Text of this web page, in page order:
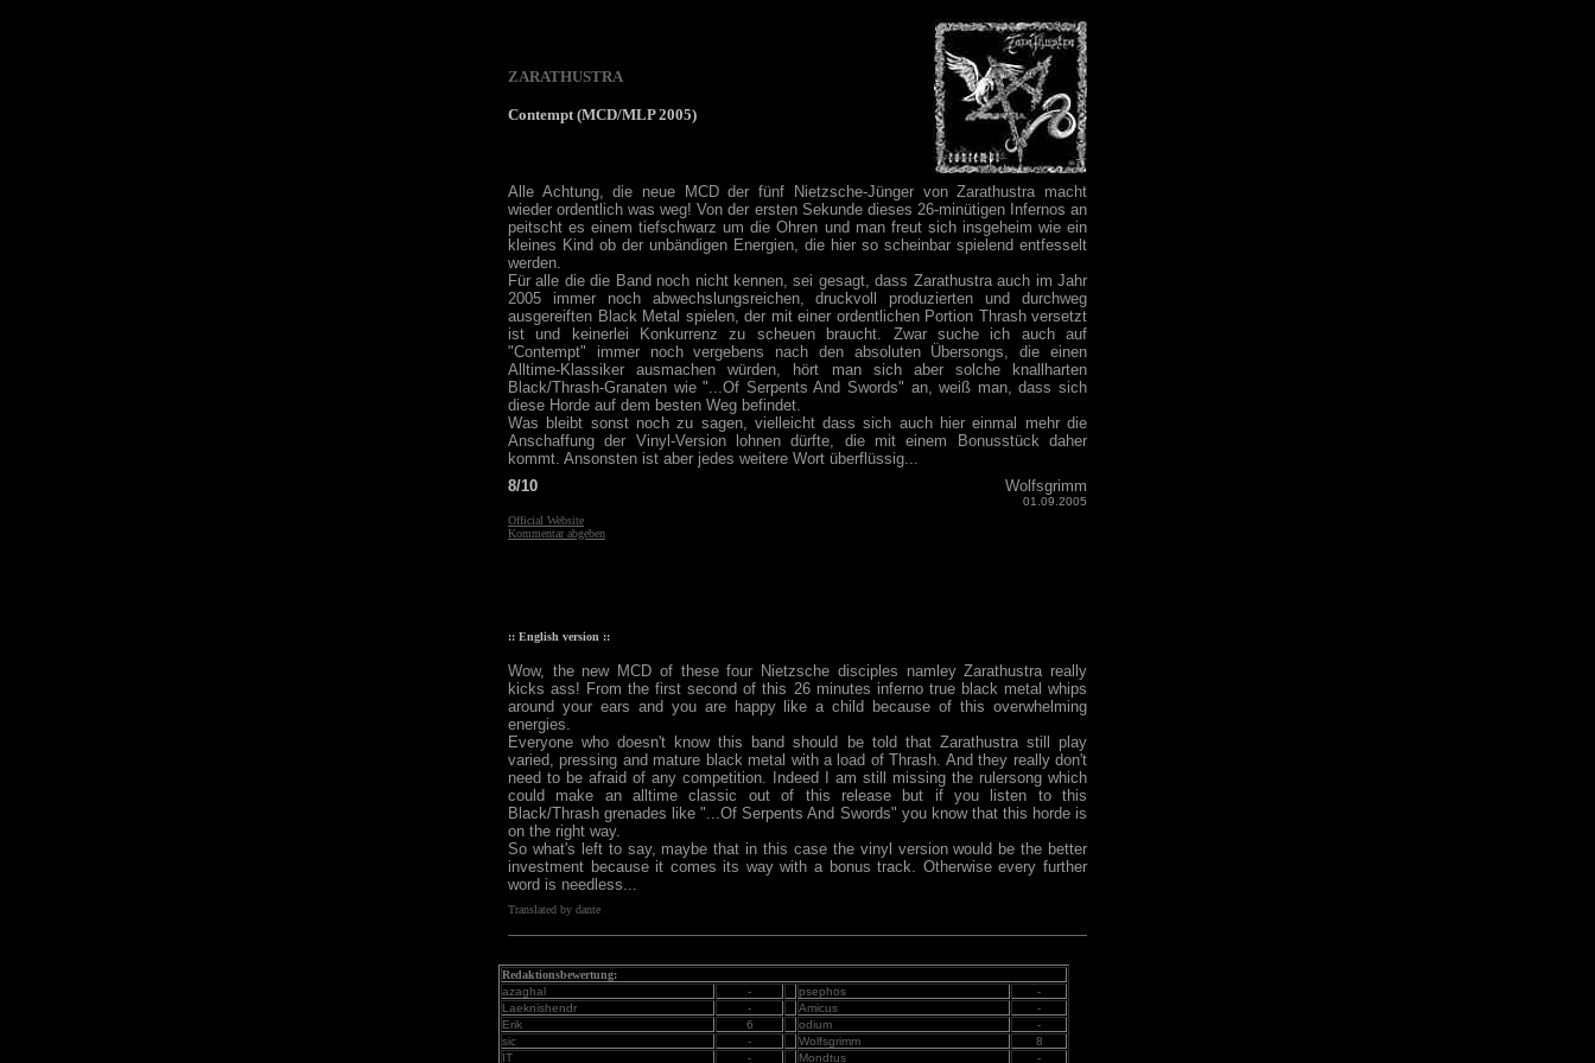
ZARATHUSTRA
Contempt (MCD/MLP 2005)
Alle Achtung, die neue MCD der fünf Nietzsche-Jünger von Zarathustra macht
wieder ordentlich was weg! Von der ersten Sekunde dieses 26-minütigen Infernos an
peitscht es einem tiefschwarz um die Ohren und man freut sich insgeheim wie ein
kleines Kind ob der unbändigen Energien, die hier so scheinbar spielend entfesselt
werden.
Für alle die die Band noch nicht kennen, sei gesagt, dass Zarathustra auch im Jahr
2005 immer noch abwechslungsreichen, druckvoll produzierten und durchweg
ausgereiften Black Metal spielen, der mit einer ordentlichen Portion Thrash versetzt
ist und keinerlei Konkurrenz zu scheuen braucht. Zwar suche ich auch auf
"Contempt" immer noch vergebens nach den absoluten Übersongs, die einen
Alltime-Klassiker ausmachen würden, hört man sich aber solche knallharten
Black/Thrash-Granaten wie "...Of Serpents And Swords" an, weiß man, dass sich
diese Horde auf dem besten Weg befindet.
Was bleibt sonst noch zu sagen, vielleicht dass sich auch hier einmal mehr die
Anschaffung der Vinyl-Version lohnen dürfte, die mit einem Bonusstück daher
kommt. Ansonsten ist aber jedes weitere Wort überflüssig...
8/10
Official Website
Kommentar abgeben
Wolfsgrimm
01.09.2005
:: English version ::
Wow, the new MCD of these four Nietzsche disciples namley Zarathustra really
kicks ass! From the first second of this 26 minutes inferno true black metal whips
around your ears and you are happy like a child because of this overwhelming
energies.
Everyone who doesn't know this band should be told that Zarathustra still play
varied, pressing and mature black metal with a load of Thrash. And they really don't
need to be afraid of any competition. Indeed I am still missing the rulersong which
could make an alltime classic out of this release but if you listen to this
Black/Thrash grenades like "...Of Serpents And Swords" you know that this horde is
on the right way.
So what's left to say, maybe that in this case the vinyl version would be the better
investment because it comes its way with a bonus track. Otherwise every further
word is needless...
Translated by dante
Redaktionsbewertung:
azaghal
- psephos
-
Laeknishendr
- Amicus
-
Erik
6 odium
-
sic
- Wolfsgrimm
8
IT
- Mondtus -